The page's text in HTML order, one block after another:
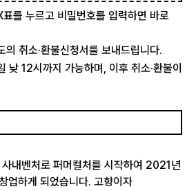
를 누르고 비밀번호를 입력하면 바로
의 취소·환불신청서를 보내드립니다.
낮 12시까지 가능하며, 이후 취소·환불이
내벤처로 퍼머컬처를 시작하여 2021년
업하게 되었습니다. 고향이자